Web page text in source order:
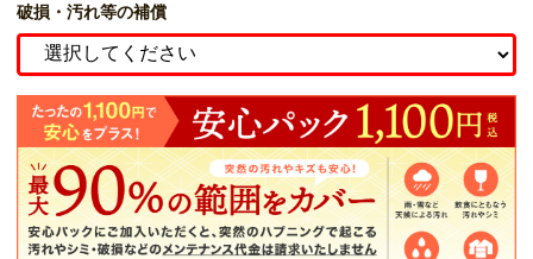
破損・汚れ等の補償